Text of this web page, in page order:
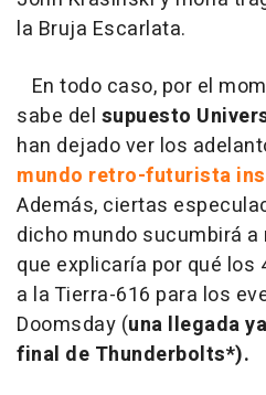
la Bruja Escarlata.
En todo caso, por el
sabe del supuesto
han dejado ver los
mundo retro-futurista
Además, ciertas
dicho mundo sucumbirá
que explicaría por qué
a la Tierra-616 para los
Doomsday (una llegada
final de Thunderbolts*).